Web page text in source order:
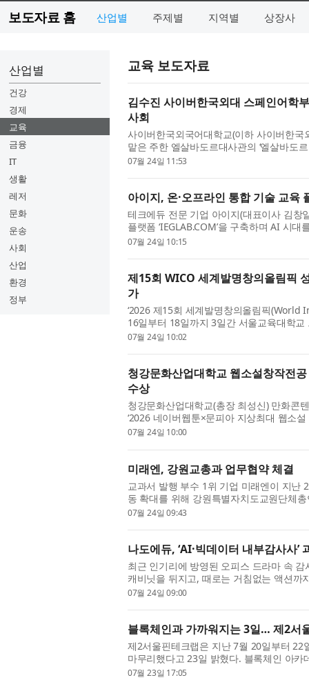
보도자료 홈 산업별 주제별 지역별 상장사
산업별
건강
경제
교육
금융
IT
생활
레저
문화
운송
사회
산업
환경
정부
교육 보도자료
김수진 사이버한국외대 스페인어학
사회
사이버한국외국어대학교(이하 사이버한
맡은 주한 엘살바도르대사관의 ‘엘살바
좌담회가 성황리에 마무리됐다고 밝혔다.
07월 24일 11:53
아이지, 온·오프라인 통합 기술 교육
테크에듀 전문 기업 아이지(대표이사 김창
플랫폼 ‘IEGLAB.COM’을 구축하며 AI 시
이지는 지난 17년간 기술의 발전과 변화에
07월 24일 10:15
제15회 WICO 세계발명창의올림픽
가
‘2026 제15회 세계발명창의올림픽
16일부터 18일까지 3일간 서울교육대학
별시가 후원하고 한국대학지식재산협회
07월 24일 10:02
청강문화산업대학교 웹소설창작전
수상
청강문화산업대학교(총장 최성신) 만화콘
‘2026 네이버웹툰×문피아 지상최대 웹소
도장을 여니 이웃들이 내게 집착함’이다.
07월 24일 10:00
미래엔, 강원교총과 업무협약 체결
교과서 발행 부수 1위 기업 미래엔이 지난
동 확대를 위해 강원특별자치도교원단체
원교총 회장실에서 열린 협약식에는 장재
07월 24일 09:43
나도에듀, ‘AI·빅데이터 내부감사사’
최근 인기리에 방영된 오피스 드라마 속
캐비닛을 뒤지고, 때로는 거침없는 액션까
앞을 떠나 2026년 현실의 모니터 앞으로
07월 24일 09:00
블록체인과 가까워지는 3일… 제2서
제2서울핀테크랩은 지난 7월 20일부터 22
마무리했다고 23일 밝혔다. 블록체인 아
습 중심 교육을 통해 직접 기술을 체험할
07월 23일 17:05